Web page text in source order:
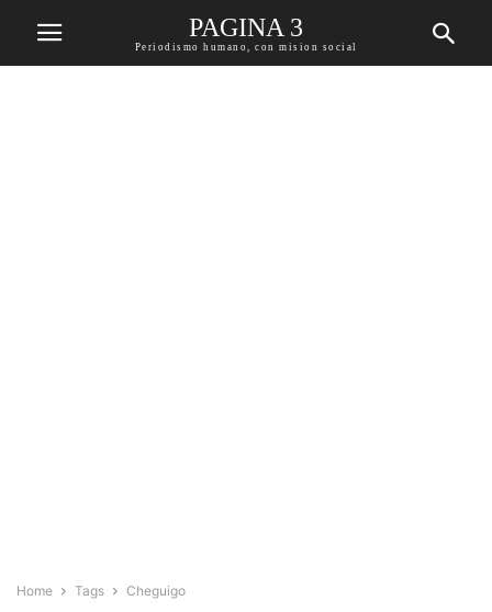
PAGINA 3
Periodismo humano, con mision social
Home Tags Cheguigo